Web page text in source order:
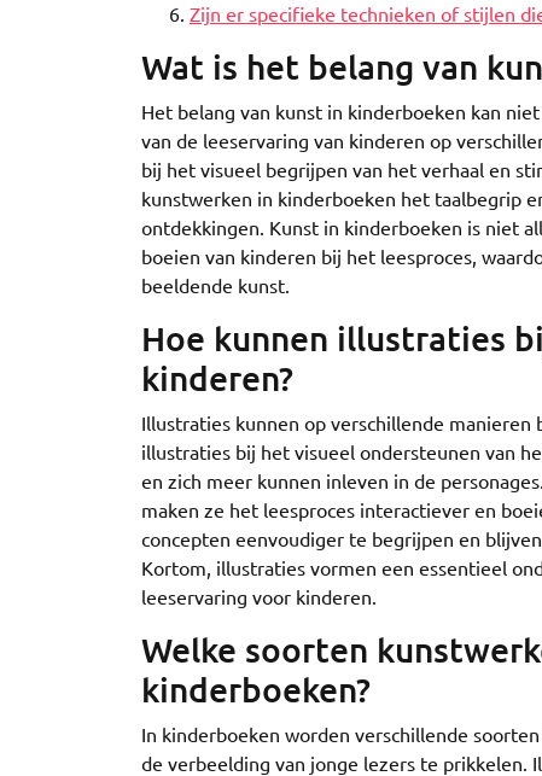
Zijn er specifieke technieken of stijlen
Wat is het belang van
Het belang van kunst in kinderboeken kan
van de leeservaring van kinderen op
bij het visueel begrijpen van het verhaal en
kunstwerken in kinderboeken het taalbegrip
ontdekkingen. Kunst in kinderboeken is niet
boeien van kinderen bij het leesproces,
beeldende kunst.
Hoe kunnen illustraties
kinderen?
Illustraties kunnen op verschillende
illustraties bij het visueel ondersteunen van
en zich meer kunnen inleven in de
maken ze het leesproces interactiever en
concepten eenvoudiger te begrijpen en
Kortom, illustraties vormen een essentieel
leeservaring voor kinderen.
Welke soorten
kinderboeken?
In kinderboeken worden verschillende
de verbeelding van jonge lezers te prikkelen.